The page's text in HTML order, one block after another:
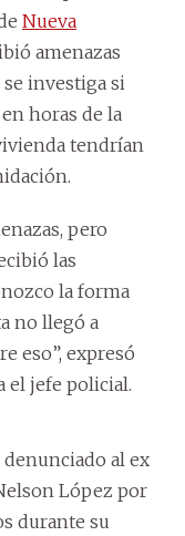
Nueva
amenazas
investiga si
horas de la
tendrían
pero
las
la forma
no llegó a
eso”, expresó
el jefe policial.
al ex
López por
durante su